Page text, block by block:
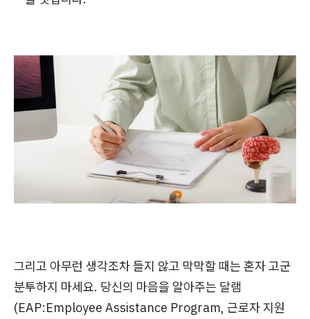
그리고 아무런 생각조차 들지 않고 막막할 때는 혼자 고군
분투하지 마세요. 당신의 마음을 알아주는 달램
(EAP:Employee Assistance Program, 근로자 지원